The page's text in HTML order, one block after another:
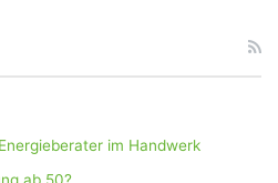
im Handwerk
ab 50?